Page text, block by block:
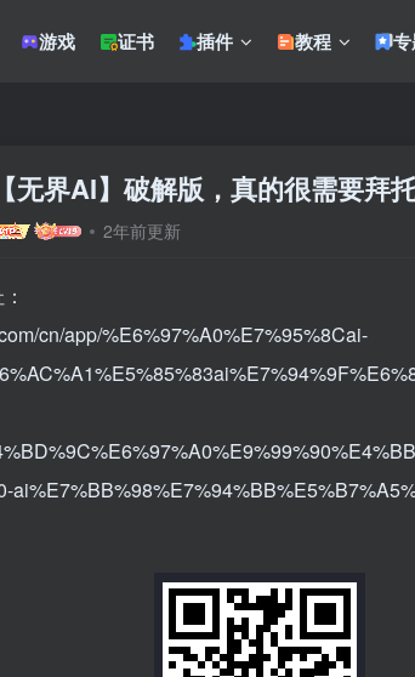
游戏 证书 插件 教程
无界AI】破解版，真的很需要拜
2年前更新
cn/app/%E6%97%A0%E7%95%8Cai-